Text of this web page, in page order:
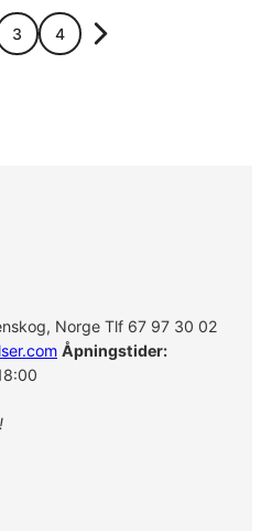
var:
kr 799.
3 4
Norge Tlf 67 97 30 02
Åpningstider: